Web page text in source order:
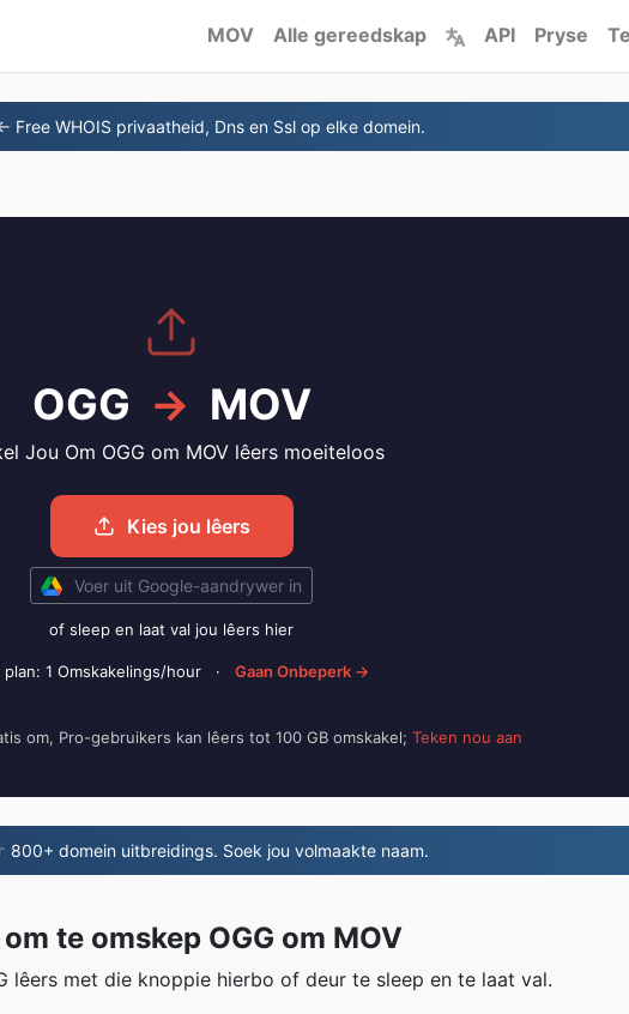
MOV Alle gereedskap API Pryse
Free WHOIS privaatheid, Dns en Ssl op elke domein.
OGG → MOV
Jou Om OGG om MOV lêers moeiteloos
Kies jou lêers
Voer uit Google-aandrywer in
of sleep en laat val jou lêers hier
plan: 1 Omskakelings/hour · Gaan Onbeperk →
om, Pro-gebruikers kan lêers tot 100 GB omskakel; Teken nou aan
800+ domein uitbreidings. Soek jou volmaakte naam.
te omskep OGG om MOV
lêers met die knoppie hierbo of deur te sleep en te laat val.